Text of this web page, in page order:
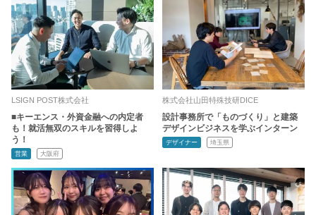
LSIGN POST株式会社
■キーエンス・外資金融への内定者
も！就活無双のスキルを習得しよ
う！
営業 大阪府
株式会社山田特殊技研DICE
設計事務所で「ものづくり」と建築
デザインビジネスを学ぶインターン
デザイナー 埼玉県